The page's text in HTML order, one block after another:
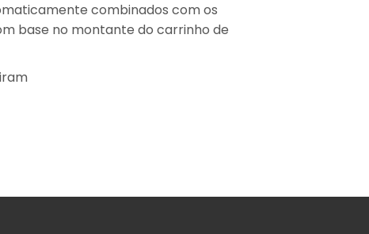
combinados com os
base no montante do carrinho de